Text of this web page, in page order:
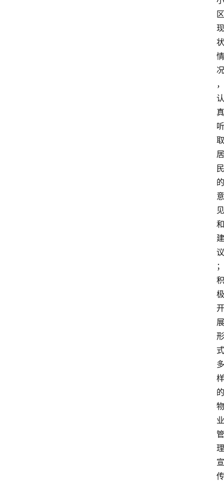
区
现
状
情
况
，
认
真
听
取
居
民
的
意
见
和
建
议
；
积
极
开
展
形
式
多
样
的
物
业
管
理
宣
传